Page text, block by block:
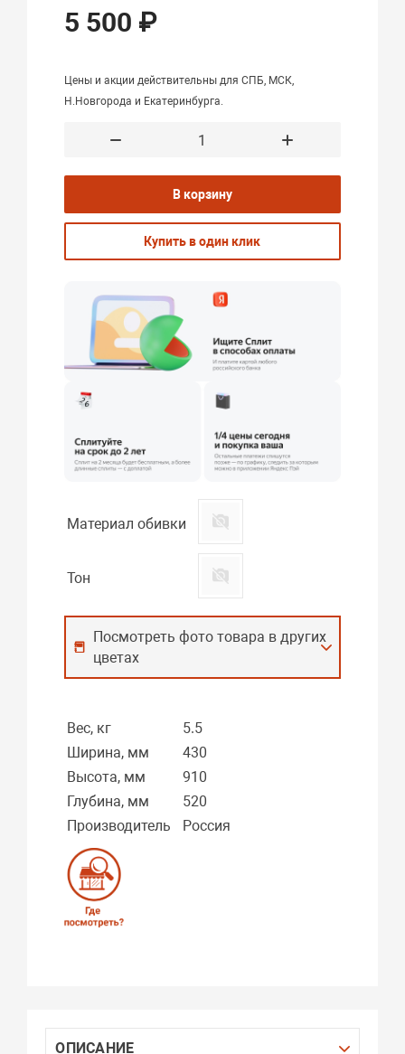
5 500 ₽
Цены и акции действительны для СПБ, МСК,
Н.Новгорода и Екатеринбурга.
В корзину
Купить в один клик
Материал обивки
Тон
Посмотреть фото товара в других
цветах
Вес, кг
5.5
Ширина, мм
430
Высота, мм
910
Глубина, мм
520
Производитель
Россия
ОПИСАНИЕ